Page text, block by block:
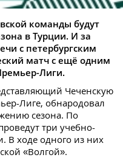
команды будут
в Турции. И за
с петербургским
матч с ещё одним
Лиги.
Чеченскую
Лиге, обнародовал
сезона. По
три учебно-
В ходе одного из них
«Волгой».